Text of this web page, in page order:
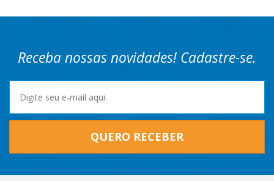
Receba nossas novidades! Cadastre-se.
QUERO RECEBER